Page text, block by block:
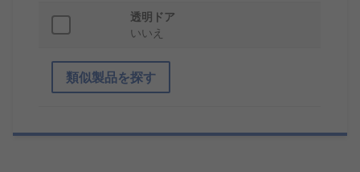
透明ドア
いいえ
類似製品を探す